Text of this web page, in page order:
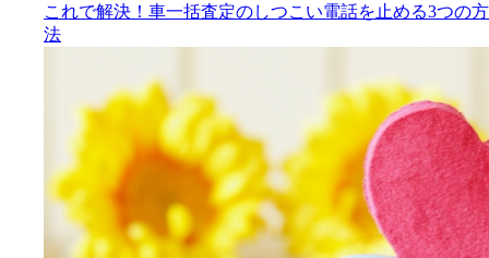
これで解決！車一括査定のしつこい電話を止める3つの方
法